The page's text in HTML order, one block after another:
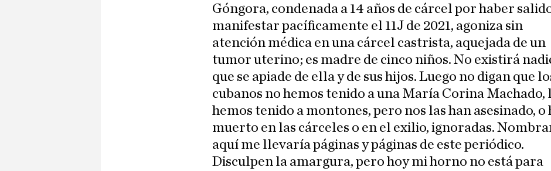
Góngora, condenada a 14 años de cárcel por haber
manifestar pacíficamente el 11J de 2021, agoniza sin
atención médica en una cárcel castrista, aquejada de un
tumor uterino; es madre de cinco niños. No existirá
que se apiade de ella y de sus hijos. Luego no digan que
cubanos no hemos tenido a una María Corina Machado,
hemos tenido a montones, pero nos las han asesinado, o
muerto en las cárceles o en el exilio, ignoradas.
aquí me llevaría páginas y páginas de este periódico.
Disculpen la amargura, pero hoy mi horno no está para